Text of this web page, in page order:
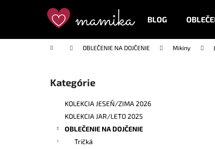
BLOG
Domov OBLEČENIE NA DOJČENIE Mikiny
Preskočiť
kategórie
Kategórie
KOLEKCIA JESEŇ/ZIMA 2026
KOLEKCIA JAR/LETO 2025
OBLEČENIE NA DOJČENIE
Tričká
í
do
do